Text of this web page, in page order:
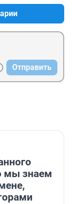
перед
экология у
не имеют
кто
Отправить
мы знаем